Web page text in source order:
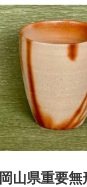
岡山県重要